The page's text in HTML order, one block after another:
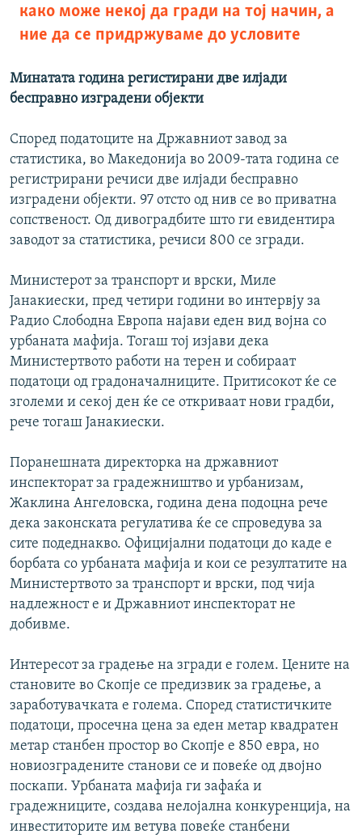
како може некој да гради на тој начин, а
ние да се придржуваме до условите
Минатата година регистирани две илјади
бесправно изградени објекти
Според податоците на Државниот завод за
статистика, во Македонија во 2009-тата година се
регистрирани речиси две илјади бесправно
изградени објекти. 97 отсто од нив се во приватна
сопственост. Од дивоградбите што ги евидентира
заводот за статистика, речиси 800 се згради.
Министерот за транспорт и врски, Миле
Јанакиески, пред четири години во интервју за
Радио Слободна Европа најави еден вид војна со
урбаната мафија. Тогаш тој изјави дека
Министертвото работи на терен и собираат
податоци од градоначалниците. Притисокот ќе се
зголеми и секој ден ќе се откриваат нови градби,
рече тогаш Јанакиески.
Поранешната директорка на државниот
инспекторат за градежништво и урбанизам,
Жаклина Ангеловска, година дена подоцна рече
дека законската регулатива ќе се спроведува за
сите подеднакво. Официјални податоци до каде е
борбата со урбаната мафија и кои се резултатите на
Министертвото за транспорт и врски, под чија
надлежност е и Државниот инспекторат не
добивме.
Интересот за градење на згради е голем. Цените на
становите во Скопје се предизвик за градење, а
заработувачката е голема. Според статистичките
податоци, просечна цена за еден метар квадратен
метар станбен простор во Скопје е 850 евра, но
новиозградените станови се и повеќе од двојно
поскапи. Урбаната мафија ги зафаќа и
градежниците, создава нелојална конкуренција, на
инвеститорите им ветува повеќе станбени